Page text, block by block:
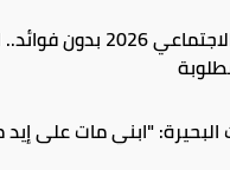
قرض بنك ناصر الاجتماعي
"ابني مات على